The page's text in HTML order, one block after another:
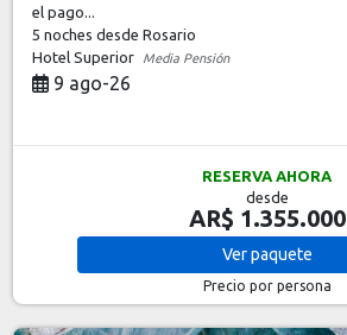
el pago...
5 nochesdesde Rosario
Hotel Superior
Media Pensión
9 ago-26
RESERVA AHORA
desde
AR$ 1.355.000
Verpaquete
Precio por persona